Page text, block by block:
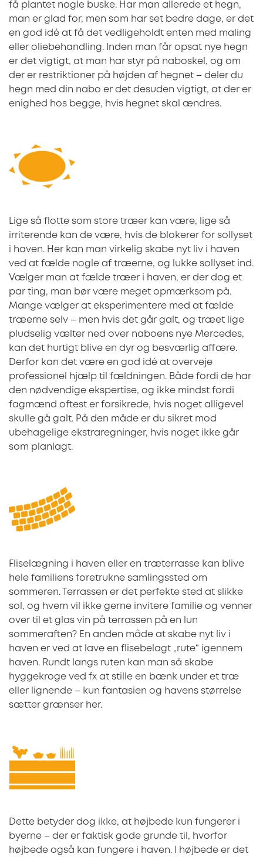
få plantet nogle buske. Har man allerede et hegn,
man er glad for, men som har set bedre dage, er det
en god idé at få det vedligeholdt enten med maling
eller oliebehandling. Inden man får opsat nye hegn
er det vigtigt, at man har styr på naboskel, og om
der er restriktioner på højden af hegnet – deler du
hegn med din nabo er det desuden vigtigt, at der er
enighed hos begge, hvis hegnet skal ændres.
Lige så flotte som store træer kan være, lige så
irriterende kan de være, hvis de blokerer for sollyset
i haven. Her kan man virkelig skabe nyt liv i haven
ved at fælde nogle af træerne, og lukke sollyset ind.
Vælger man at fælde træer i haven, er der dog et
par ting, man bør være meget opmærksom på.
Mange vælger at eksperimentere med at fælde
træerne selv – men hvis det går galt, og træet lige
pludselig vælter ned over naboens nye Mercedes,
kan det hurtigt blive en dyr og besværlig affære.
Derfor kan det være en god idé at overveje
professionel hjælp til fældningen. Både fordi de har
den nødvendige ekspertise, og ikke mindst fordi
fagmænd oftest er forsikrede, hvis noget alligevel
skulle gå galt. På den måde er du sikret mod
ubehagelige ekstraregninger, hvis noget ikke går
som planlagt.
Fliselægning i haven eller en træterrasse kan blive
hele familiens foretrukne samlingssted om
sommeren. Terrassen er det perfekte sted at slikke
sol, og hvem vil ikke gerne invitere familie og venner
over til et glas vin på terrassen på en lun
sommeraften? En anden måde at skabe nyt liv i
haven er ved at lave en flisebelagt „rute“ igennem
haven. Rundt langs ruten kan man så skabe
hyggekroge ved fx at stille en bænk under et træ
eller lignende – kun fantasien og havens størrelse
sætter grænser her.
Dette betyder dog ikke, at højbede kun fungerer i
byerne – der er faktisk gode grunde til, hvorfor
højbede også kan fungere i haven. I højbede er det